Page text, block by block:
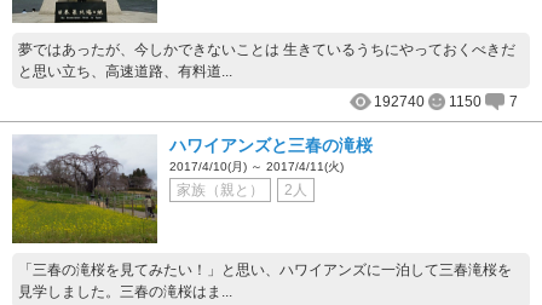
夢ではあったが、今しかできないことは 生きているうちにやっておくべきだ
と思い立ち、高速道路、有料道...
192740
1150 7
ハワイアンズと三春の滝桜
2017/4/10(月) ～ 2017/4/11(火)
家族（親と） 2人
「三春の滝桜を見てみたい！」と思い、ハワイアンズに一泊して三春滝桜を
見学しました。三春の滝桜はま...